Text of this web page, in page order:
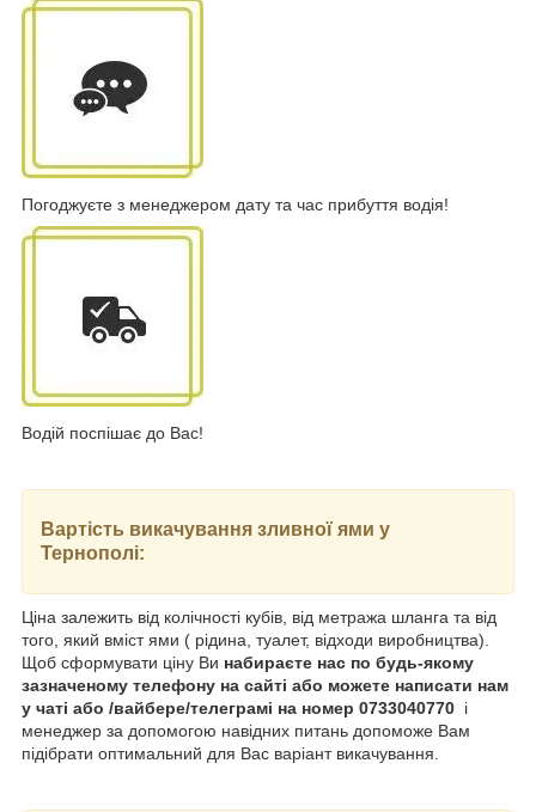
Погоджуєте з менеджером дату та час прибуття водія!
Водій поспішає до Вас!
Вартість викачування зливної ями у
Тернополі:
Ціна залежить від колічності кубів, від метража шланга та від
того, який вміст ями ( рідина, туалет, відходи виробництва).
Щоб сформувати ціну Ви набираєте нас по будь-якому
зазначеному телефону на сайті або можете написати нам
у чаті або /вайбере/телеграмі на номер 0733040770 і
менеджер за допомогою навідних питань допоможе Вам
підібрати оптимальний для Вас варіант викачування.